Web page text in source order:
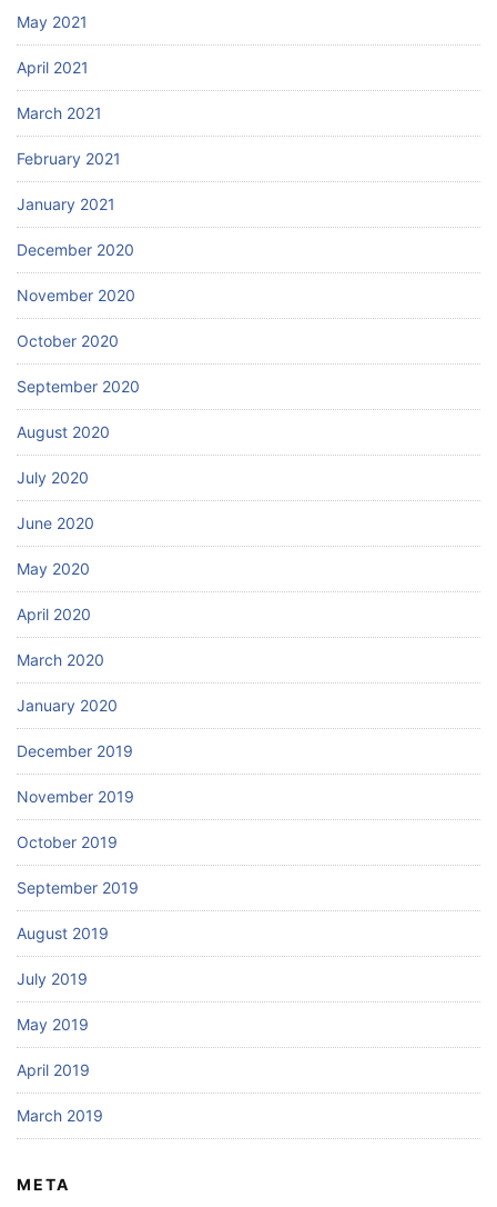
May 2021
April 2021
March 2021
February 2021
January 2021
December 2020
November 2020
October 2020
September 2020
August 2020
July 2020
June 2020
May 2020
April 2020
March 2020
January 2020
December 2019
November 2019
October 2019
September 2019
August 2019
July 2019
May 2019
April 2019
March 2019
META